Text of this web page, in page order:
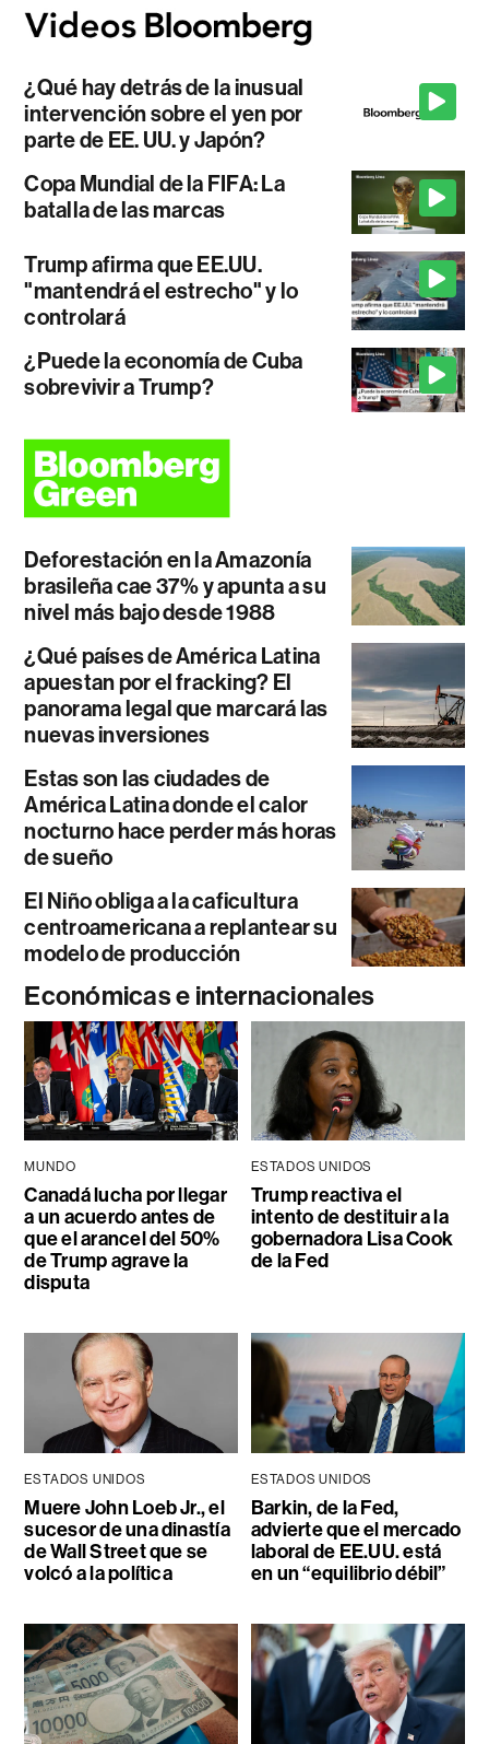
¿Qué hay detrás de la inusual
intervención sobre el yen por
parte de EE. UU. y Japón?
Copa Mundial de la FIFA: La
batalla de las marcas
Trump afirma que EE.UU.
"mantendrá el estrecho" y lo
controlará
¿Puede la economía de Cuba
sobrevivir a Trump?
Deforestación en la Amazonía
brasileña cae 37% y apunta a su
nivel más bajo desde 1988
¿Qué países de América Latina
apuestan por el fracking? El
panorama legal que marcará las
nuevas inversiones
Estas son las ciudades de
América Latina donde el calor
nocturno hace perder más horas
de sueño
El Niño obliga a la caficultura
centroamericana a replantear su
modelo de producción
Económicas e internacionales
MUNDO
Canadá lucha por llegar
a un acuerdo antes de
que el arancel del 50%
de Trump agrave la
disputa
ESTADOS UNIDOS
Trump reactiva el
intento de destituir a la
gobernadora Lisa Cook
de la Fed
ESTADOS UNIDOS
Muere John Loeb Jr., el
sucesor de una dinastía
de Wall Street que se
volcó a la política
ESTADOS UNIDOS
Barkin, de la Fed,
advierte que el mercado
laboral de EE.UU. está
en un “equilibrio débil”